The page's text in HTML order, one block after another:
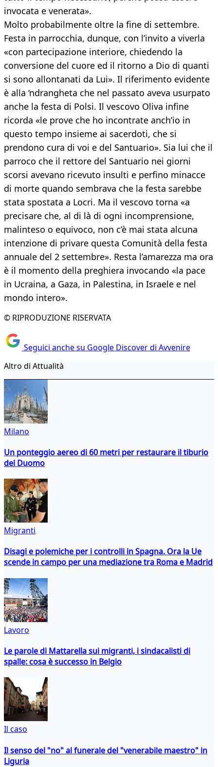
invocata e venerata».
Molto probabilmente oltre la fine di settembre.
Festa in parrocchia, dunque, con l’invito a viverla
«con partecipazione interiore, chiedendo la
conversione del cuore ed il ritorno a Dio di quanti
si sono allontanati da Lui». Il riferimento evidente
è alla ‘ndrangheta che nel passato aveva usurpato
anche la festa di Polsi. Il vescovo Oliva infine
ricorda «le prove che ho incontrate anch’io in
questo tempo insieme ai sacerdoti, che si
prendono cura di voi e del Santuario». Sia lui che il
parroco che il rettore del Santuario nei giorni
scorsi avevano ricevuto insulti e perfino minacce
di morte quando sembrava che la festa sarebbe
stata spostata a Locri. Ma il vescovo torna «a
precisare che, al di là di ogni incomprensione,
malinteso o equivoco, non c’è mai stata alcuna
intenzione di privare questa Comunità della festa
annuale del 2 settembre». Resta l’amarezza ma ora
è il momento della preghiera invocando «la pace
in Ucraina, a Gaza, in Palestina, in Israele e nel
mondo intero».
© RIPRODUZIONE RISERVATA
Seguici anche su Google Discover di Avvenire
Altro di Attualità
Milano
Un ponteggio aereo di 60 metri per restaurare il tiburio
del Duomo
Migranti
Disagi e polemiche per i controlli in Spagna. Ora la Ue
scende in campo per una mediazione tra Roma e Madrid
Lavoro
Le parole di Mattarella sui migranti, i sindacalisti di
spalle: cosa è successo in Belgio
Il caso
Il senso del "no" al funerale del "venerabile maestro" in
Liguria